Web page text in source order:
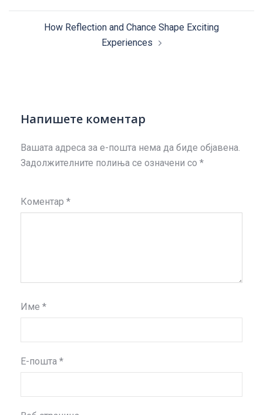
How Reflection and Chance Shape Exciting
Experiences
Напишете коментар
Вашата адреса за е-пошта нема да биде објавена.
Задолжителните полиња се означени со *
Коментар *
Име *
Е-пошта *